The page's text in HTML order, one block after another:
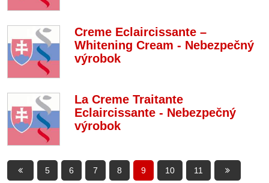
Creme Eclaircissante –
Whitening Cream - Nebezpečný
výrobok
La Creme Traitante
Eclaircissante - Nebezpečný
výrobok
5 6 7 8 9 10 11